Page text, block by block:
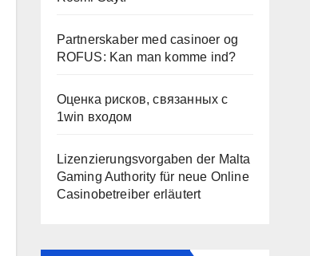
Partnerskaber med casinoer og
ROFUS: Kan man komme ind?
Оценка рисков, связанных с
1win входом
Lizenzierungsvorgaben der Malta
Gaming Authority für neue Online
Casinobetreiber erläutert